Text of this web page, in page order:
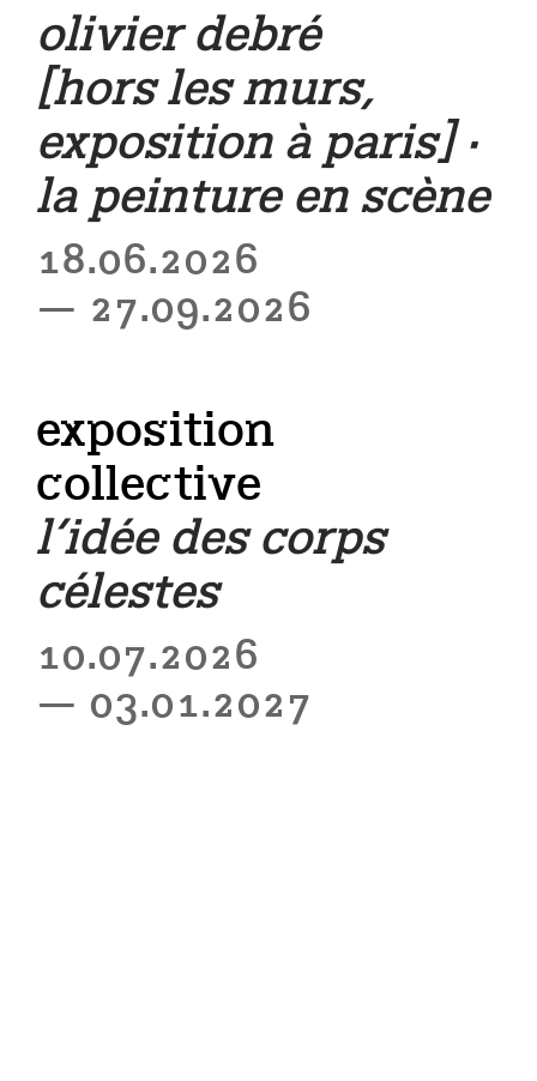
olivier debré
[hors les murs,
exposition à paris] ·
la peinture en scène
18.06.2026
— 27.09.2026
exposition
collective
l’idée des corps
célestes
10.07.2026
— 03.01.2027